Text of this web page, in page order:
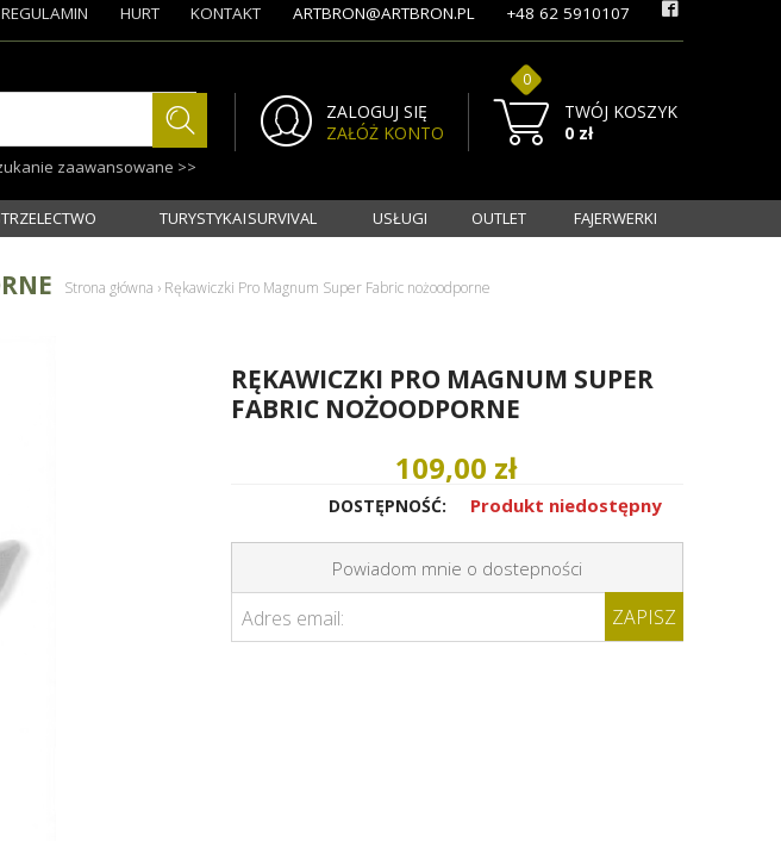
zaawansowane >>
ZALOGUJ SIĘ
ZAŁÓŻ KONTO
TWÓJ KOSZYK
0
0 zł
REGULAMIN HURT KONTAKT ARTBRON@ARTBRON.PL +48 62 5910107
TURYSTYKA I SURVIVAL USŁUGI OUTLET FAJERWERKI
Strona główna › Rękawiczki Pro Magnum Super Fabric nożoodporne
RĘKAWICZKI PRO MAGNUM SUPER
FABRIC NOŻOODPORNE
109,00 zł
DOSTĘPNOŚĆ: Produkt niedostępny
Powiadom mnie o dostepności
Adres email: ZAPISZ